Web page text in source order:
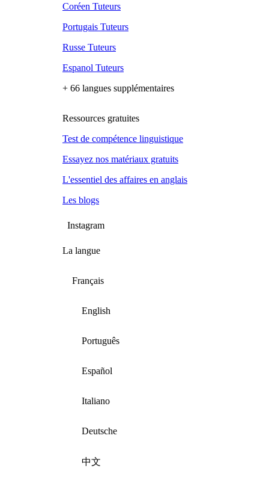
Coréen Tuteurs
Portugais Tuteurs
Russe Tuteurs
Espanol Tuteurs
+ 66 langues supplémentaires
Ressources gratuites
Test de compétence linguistique
Essayez nos matériaux gratuits
L'essentiel des affaires en anglais
Les blogs
Instagram
La langue
Français
English
Português
Español
Italiano
Deutsche
中文